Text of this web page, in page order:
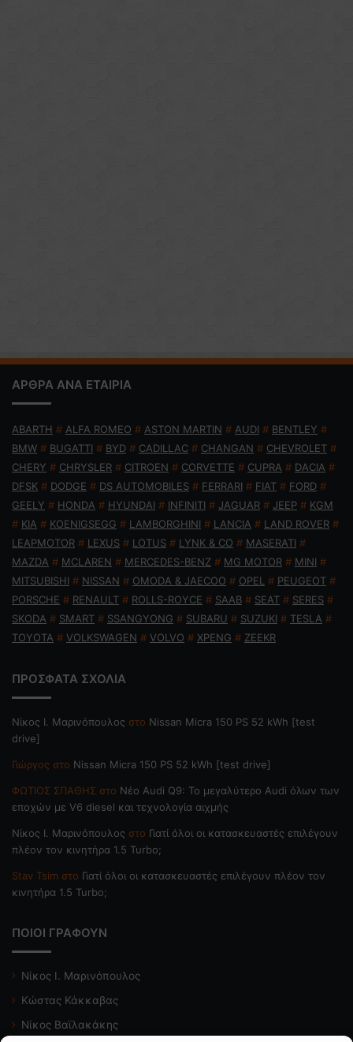
ΑΡΘΡΑ ΑΝΑ ΕΤΑΙΡΙΑ
ABARTH # ALFA ROMEO # ASTON MARTIN # AUDI # BENTLEY #
BMW # BUGATTI # BYD # CADILLAC # CHANGAN # CHEVROLET #
CHERY # CHRYSLER # CITROEN # CORVETTE # CUPRA # DACIA #
DFSK # DODGE # DS AUTOMOBILES # FERRARI # FIAT # FORD #
GEELY # HONDA # HYUNDAI # INFINITI # JAGUAR # JEEP # KGM
# KIA # KOENIGSEGG # LAMBORGHINI # LANCIA # LAND ROVER #
LEAPMOTOR # LEXUS # LOTUS # LYNK & CO # MASERATI #
MAZDA # MCLAREN # MERCEDES-BENZ # MG MOTOR # MINI #
MITSUBISHI # NISSAN # OMODA & JAECOO # OPEL # PEUGEOT #
PORSCHE # RENAULT # ROLLS-ROYCE # SAAB # SEAT # SERES #
SKODA # SMART # SSANGYONG # SUBARU # SUZUKI # TESLA #
TOYOTA # VOLKSWAGEN # VOLVO # XPENG # ZEEKR
ΠΡΟΣΦΑΤΑ ΣΧΟΛΙΑ
Nίκος Ι. Mαρινόπουλος στο Nissan Micra 150 PS 52 kWh [test
drive]
Γιώργος στο Nissan Micra 150 PS 52 kWh [test drive]
ΦΩΤΙΟΣ ΣΠΑΘΗΣ στο Νέο Audi Q9: Το μεγαλύτερο Audi όλων των
εποχών με V6 diesel και τεχνολογία αιχμής
Nίκος Ι. Mαρινόπουλος στο Γιατί όλοι οι κατασκευαστές επιλέγουν
πλέον τον κινητήρα 1.5 Turbo;
Stav Tsim στο Γιατί όλοι οι κατασκευαστές επιλέγουν πλέον τον
κινητήρα 1.5 Turbo;
ΠΟΙΟΙ ΓΡΑΦΟΥΝ
Νίκος Ι. Μαρινόπουλος
Κώστας Κάκκαβας
Νίκος Βαϊλακάκης